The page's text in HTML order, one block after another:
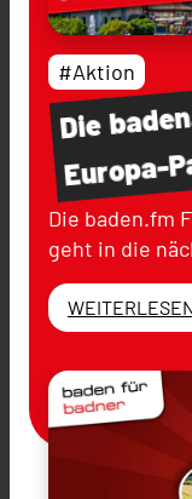
Die
Europa-
#Aktion
Die baden.fm
geht in die
WEITERLESEN